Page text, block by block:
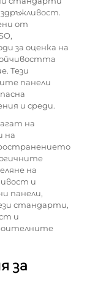
от
за оценка на
Тези
панели
и среди.
на
на
на
и
панели,
стандарти,
и
за